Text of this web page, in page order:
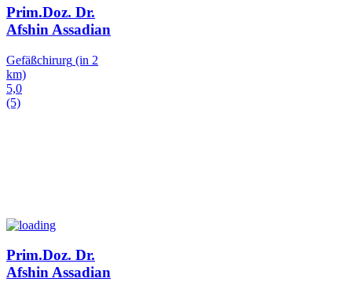
Prim.Doz. Dr.
Afshin Assadian
Gefäßchirurg (in 2
km)
5,0
(5)
Prim.Doz. Dr.
Afshin Assadian